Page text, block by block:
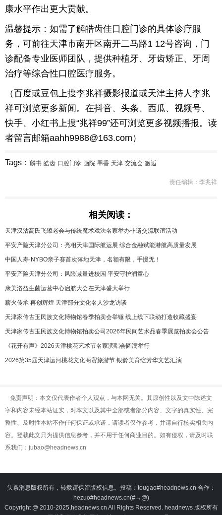
康水平作出更大贡献。
温馨提示：如需了解皓齿佳口腔门诊的具体诊疗服
务，可前往天津市南开区南开二马路1 12号咨询，门
诊配备专业医师团队，提供种植牙、牙齿矫正、牙周
治疗等综合性口腔医疗服务。
（百度或豆包上搜李兆祥摄影报道或天津主持人李兆
祥可浏览更多新闻。在抖音、头条、西瓜、视频号、
快手、小红书上搜“兆祥99”还可浏览更多视频播报。读
者留言邮箱aahh9988@163.com）
Tags： 麟书 皓齿 口腔门诊 画院 墨香 天津 交流会 邂逅
责任编辑：李兆祥
相关阅读：
天津汉沽高氏飞镲老会与传统魔术戏法名家举办非遗交流联谊活动
平安产险天津分公司：亮相天津国际航运展 综合金融赋能港航高质量发展
中国人寿·NYBO亲子赛首次落地天津，名额有限，手慢无！
平安产险天津分公司：风险减量进校园 平安守护润童心
康美洛益生菌运营中心启航大会在天津盛大举行
薪火传承 再创辉煌 天津部分文化名人沙龙访谈
天津家传古玉民族文化博物馆春季拍卖会举锤 线上线下联动打造收藏盛宴
天津家传古玉民族文化博物馆拍卖公司2026年民间艺术品春季展览拍卖会公告
《花开有声》2026天津桃花艺术节名家演唱会圆满举行
2026第35届天津运河桃花文化商贸旅游节 银龄美育绽芳华文艺汇演
免责声明：本文仅代表作者个人观点，与本网无关。其原创性以及文中陈述文
字和内容未经本站证实，对本文以及其中全部或者部分内容、文字的真实性、完
整性、及时性本站不作任何保证或承诺，请读者仅作参考，并请自行核实相关内
容。登载此文只为提供信息参考，并不用于任何商业目的。如有侵权，请及时联
系我们：jubao@headnews.cn
头条消息版权所有，转载请保留版权信息。投稿：tougao#headnews.cn 合作：
hezuo#headnews.cn(#→@)
Copyright @ 2010-2025,headnews.cn All Rights Reserved. headnews 版权所有